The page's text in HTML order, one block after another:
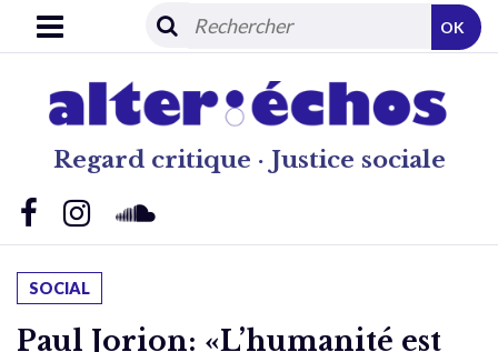
Regard critique · Justice sociale
OK
SOCIAL
Paul Jorion: «L’humanité est